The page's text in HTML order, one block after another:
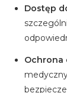
Dostęp
Ochrona